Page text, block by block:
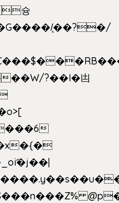
슝
̨��?�/
?��I�凷